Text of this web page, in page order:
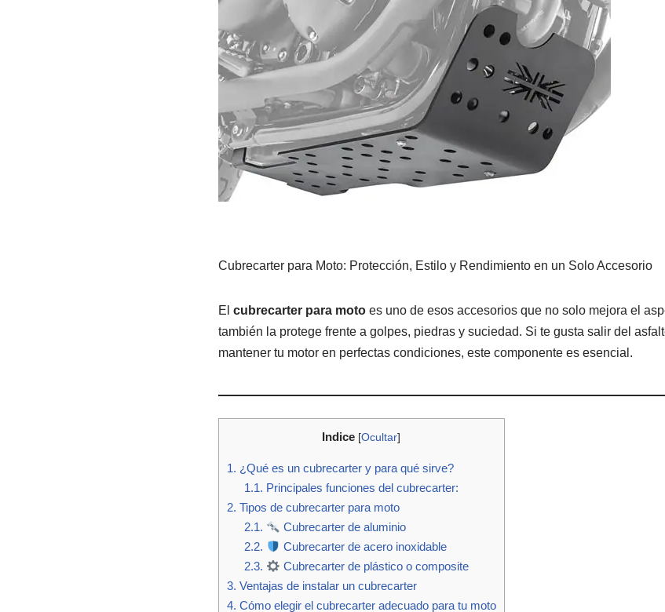
Cubrecarter para Moto: Protección, Estilo y Rendimiento en un Solo Accesorio
El cubrecarter para motoes uno de esos accesorios que no solo mejora el
también la protege frente a golpes, piedras y suciedad. Si te gusta salir del
mantener tu motor en perfectas condiciones, este componente es esencial.
Indice [Ocultar]
1. ¿Qué es un cubrecarter y para qué sirve?
1.1. Principales funciones del cubrecarter:
2. Tipos de cubrecarter para moto
2.1.
Cubrecarter de aluminio
2.2.
Cubrecarter de acero inoxidable
2.3.
Cubrecarter de plástico o composite
3. Ventajas de instalar un cubrecarter
4. Cómo elegir el cubrecarter adecuado para tu moto